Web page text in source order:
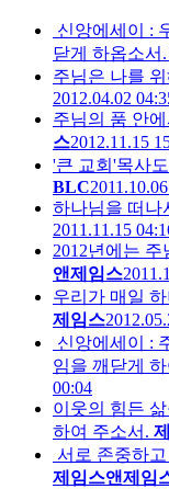
신앙에세이 :
닫게 하옵소서.
주님은 나를
2012.04.02
주님의 품 안
스2012.11.15
'큰 교회'목사
BLC
하나님을 떠나
2011.11.15
2012년에는
앤제임스
우리가 매일
제임스
신앙에세이 :
임을 깨닫게
00:04
이웃의 힘든
하여 주소서.
서로 존중하
제임스앤제임